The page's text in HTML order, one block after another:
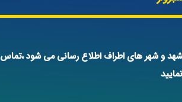
و شهر های اطراف اطلاع رسانی می شود ،تماس